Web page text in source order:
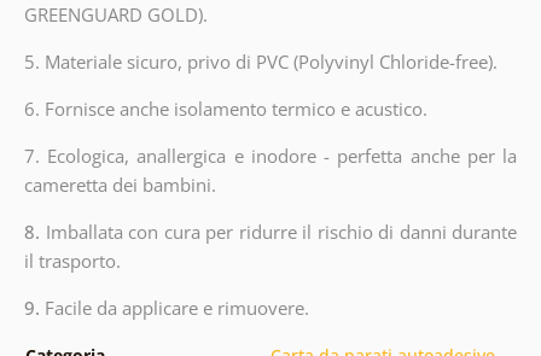
GREENGUARD GOLD).
5. Materiale sicuro, privo di PVC (Polyvinyl Chloride-free).
6. Fornisce anche isolamento termico e acustico.
7. Ecologica, anallergica e inodore - perfetta anche per la
cameretta dei bambini.
8. Imballata con cura per ridurre il rischio di danni durante
il trasporto.
9. Facile da applicare e rimuovere.